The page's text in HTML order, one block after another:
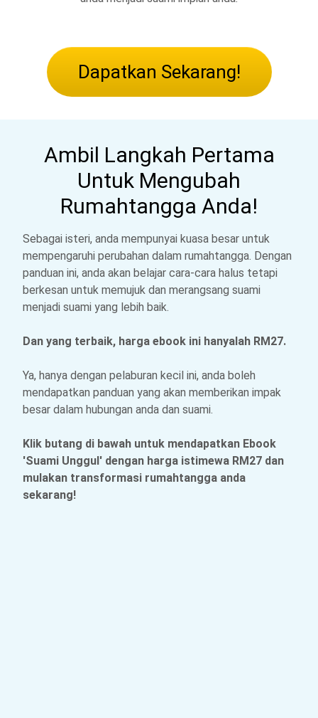
Dapatkan Sekarang!
Ambil Langkah Pertama
Untuk Mengubah
Rumahtangga Anda!
Sebagai isteri, anda mempunyai kuasa besar untuk
mempengaruhi perubahan dalam rumahtangga. Dengan
panduan ini, anda akan belajar cara-cara halus tetapi
berkesan untuk memujuk dan merangsang suami
menjadi suami yang lebih baik.
Dan yang terbaik, harga ebook ini hanyalah RM27.
Ya, hanya dengan pelaburan kecil ini, anda boleh
mendapatkan panduan yang akan memberikan impak
besar dalam hubungan anda dan suami.
Klik butang di bawah untuk mendapatkan Ebook
'Suami Unggul' dengan harga istimewa RM27 dan
mulakan transformasi rumahtangga anda
sekarang!